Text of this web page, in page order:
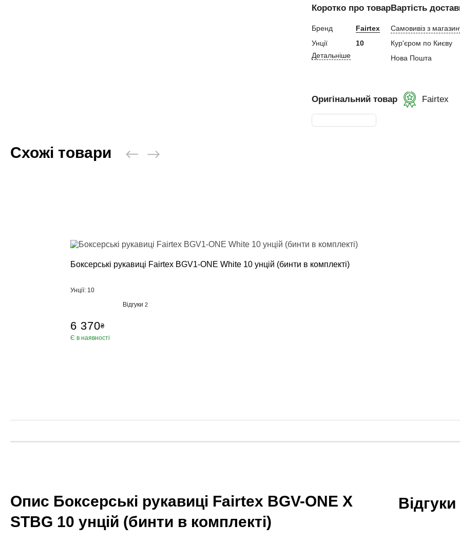
Коротко про товар
Бренд
Fairtex
Унції
10
Детальніше
Вартість
Самовивіз з
Кур'єром по Києву
Нова Пошта
Оригінальний товар Fairtex
Схожі товари
Боксерські рукавиці Fairtex BGV1-ONE White 10 унцій (бинти в комплекті)
Унції: 10
Відгуки2
6 370₴
Є в наявності
Опис Боксерські рукавиці Fairtex BGV-ONE X
STBG 10 унцій (бинти в комплекті)
Відгуки